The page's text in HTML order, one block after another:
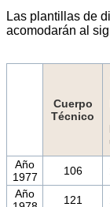
Las plantillas de
acomodarán al
Cuerpo
Técnico
Año
1977
106
Año
121